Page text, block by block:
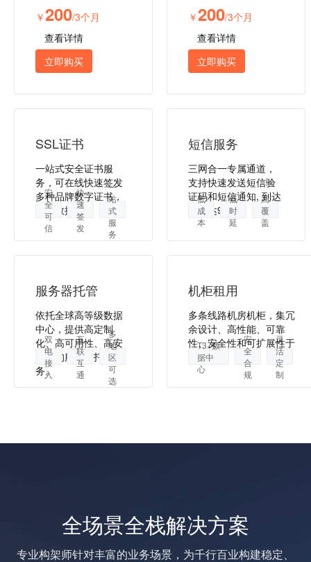
￥200/3个月
查看详情
立即购买
￥200/3个月
查看详情
立即购买
SSL证书
一站式安全证书服
务，可在线快速签发
多种品牌数字证书，
保障数据安全
安
全
可
信
快
速
签
发
一
站
式
服
务
短信服务
三网合一专属通道，
支持快速发送短信验
证码和短信通知, 到达
率高达99%。
低
成
本
低
时
延
高
覆
盖
服务器托管
依托全球高等级数据
中心，提供高定制
化、高可用性、高安
全性的服务器托管服
务。
双
电
接
入
互
联
互
通
多
地
区
可
选
机柜租用
多条线路机房机柜，集冗
余设计、高性能、可靠
性、安全性和可扩展性于
一身。
T3+数
据中
心
安
全
合
规
灵
活
定
制
全场景全栈解决方案
专业构架师针对丰富的业务场景，为千行百业构建稳定、